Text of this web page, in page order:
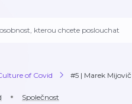
of Covid #5 | Marek
Společnost